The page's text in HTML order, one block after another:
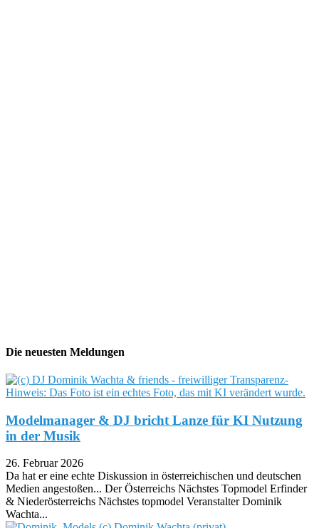
Die neuesten Meldungen
Modelmanager & DJ bricht Lanze für KI Nutzung
in der Musik
26. Februar 2026
Da hat er eine echte Diskussion in österreichischen und deutschen
Medien angestoßen... Der Österreichs Nächstes Topmodel Erfinder
& Niederösterreichs Nächstes topmodel Veranstalter Dominik
Wachta...